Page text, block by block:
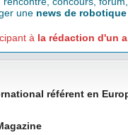
une news de robotique
à la rédaction d'un
référent en